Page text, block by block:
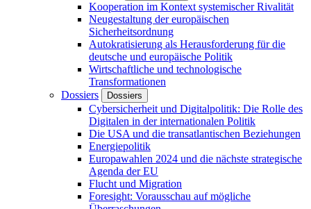
Kooperation im Kontext systemischer Rivalität
Neugestaltung der europäischen
Sicherheitsordnung
Autokratisierung als Herausforderung für die
deutsche und europäische Politik
Wirtschaftliche und technologische
Transformationen
Dossiers
Dossiers
Cybersicherheit und Digitalpolitik: Die Rolle des
Digitalen in der internationalen Politik
Die USA und die transatlantischen Beziehungen
Energiepolitik
Europawahlen 2024 und die nächste strategische
Agenda der EU
Flucht und Migration
Foresight: Vorausschau auf mögliche